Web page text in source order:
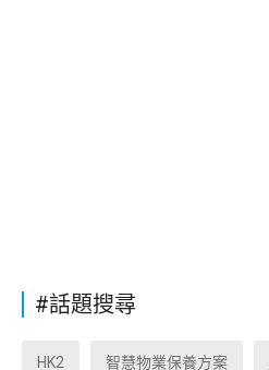
#話題搜尋
HK2 智慧物業保養方案